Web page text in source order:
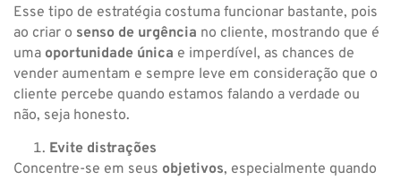
Esse tipo de estratégia costuma funcionar bastante, pois
ao criar o senso de urgência no cliente, mostrando que é
uma oportunidade única e imperdível, as chances de
vender aumentam e sempre leve em consideração que o
cliente percebe quando estamos falando a verdade ou
não, seja honesto.
Evite distrações
Concentre-se em seus objetivos, especialmente quando